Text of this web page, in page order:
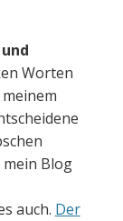
Worten
Blog
auch. Der